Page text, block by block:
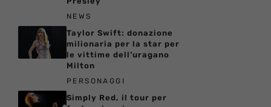
NEWS
Taylor Swift: donazione
milionaria per la star per
le vittime dell’uragano
Milton
PERSONAGGI
Simply Red, il tour per